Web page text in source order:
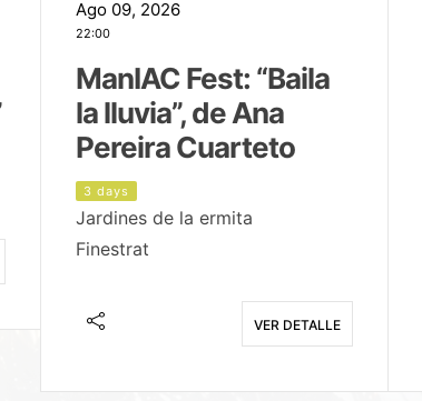
Ago 09, 2026
22:00
ManIAC Fest: “Baila
la lluvia”, de Ana
Pereira Cuarteto
3 days
Jardines de la ermita
Finestrat
VER DETALLE